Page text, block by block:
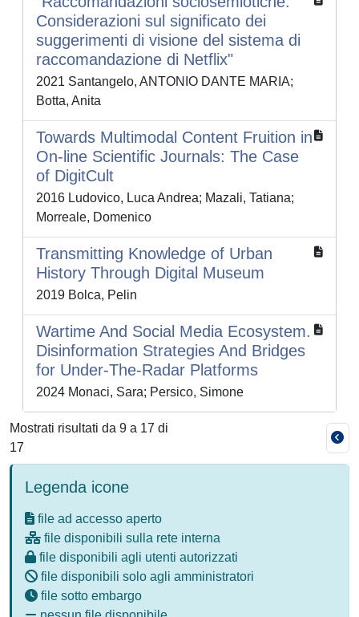
Considerazioni sul significato dei
suggerimenti di visione del sistema di
raccomandazione di Netflix"
2021 Santangelo, ANTONIO DANTE MARIA;
Botta, Anita
Towards Multimodal Content Fruition in
On-line Scientific Journals: The Case
of DigitCult
2016 Ludovico, Luca Andrea; Mazali, Tatiana;
Morreale, Domenico
Transmitting Knowledge of Urban
History Through Digital Museum
2019 Bolca, Pelin
Wartime And Social Media Ecosystem.
Disinformation Strategies And Bridges
for Under-The-Radar Platforms
2024 Monaci, Sara; Persico, Simone
Mostrati risultati da 9 a 17 di
17
Legenda icone
file ad accesso aperto
file disponibili sulla rete interna
file disponibili agli utenti autorizzati
file disponibili solo agli amministratori
file sotto embargo